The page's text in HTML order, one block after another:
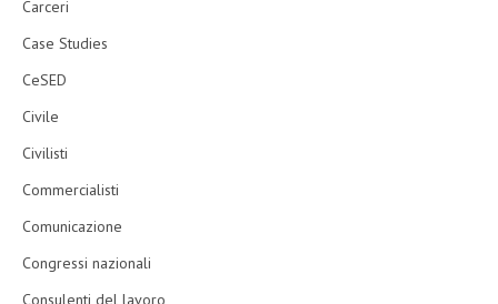
Carceri
Case Studies
CeSED
Civile
Civilisti
Commercialisti
Comunicazione
Congressi nazionali
Consulenti del lavoro